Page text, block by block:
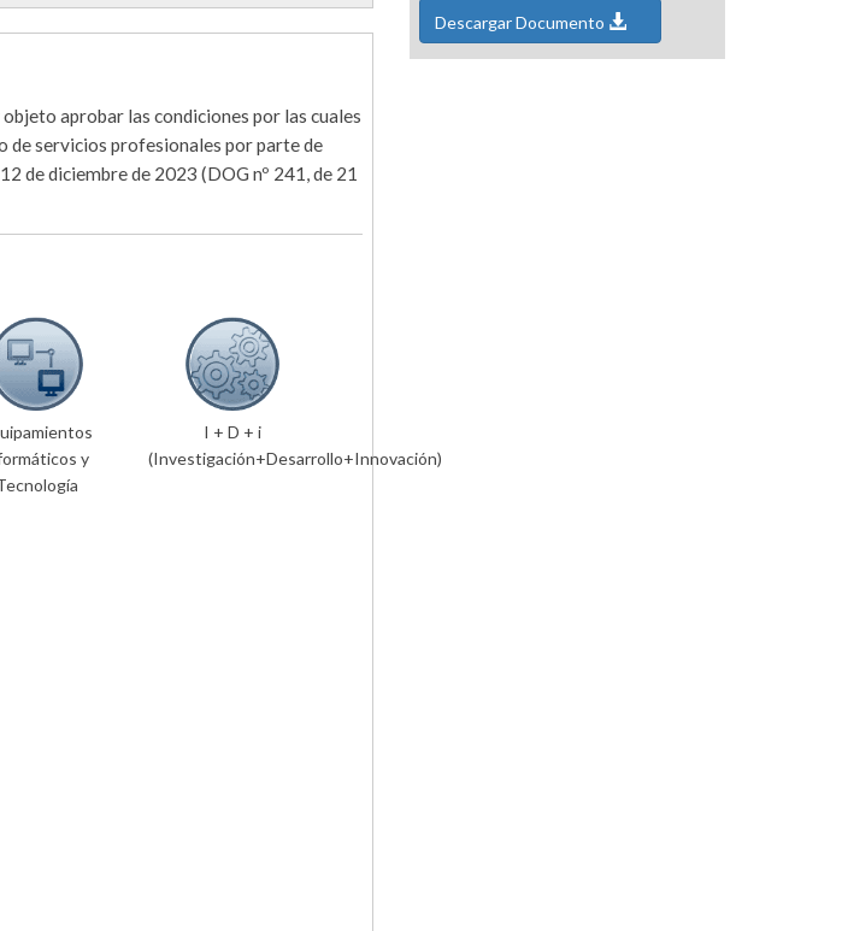
aprobar las condiciones por las cuales
de servicios profesionales por parte de
de diciembre de 2023 (DOG nº 241, de 21
y
I + D + i
(Investigación+Desarrollo+Innovación)
Descargar Documento